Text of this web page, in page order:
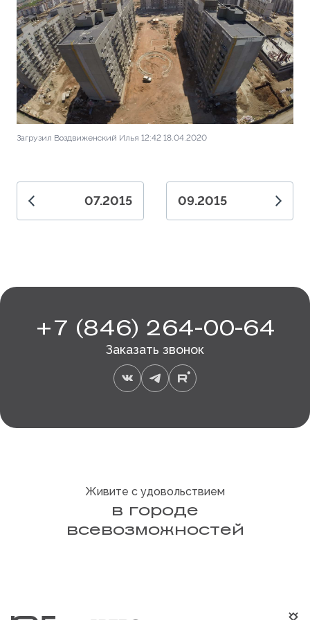
Загрузил Воздвиженский Илья 12:42 18.04.2020
07.2015 09.2015
+7 (846) 264-00-64
Заказать звонок
Живите с удовольствием
в городе
всевозможностей